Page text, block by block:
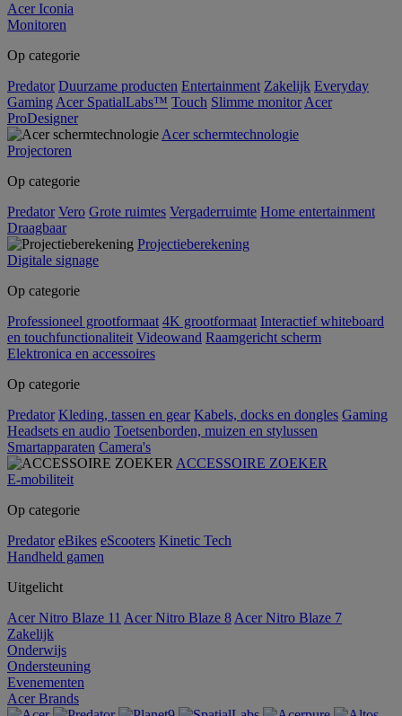
Acer Iconia
Monitoren
Op categorie
Predator Duurzame producten Entertainment Zakelijk Everyday
Gaming Acer SpatialLabs™ Touch Slimme monitor Acer
ProDesigner
Acer schermtechnologie
Projectoren
Op categorie
Predator Vero Grote ruimtes Vergaderruimte Home entertainment
Draagbaar
Projectieberekening
Digitale signage
Op categorie
Professioneel grootformaat 4K grootformaat Interactief whiteboard
en touchfunctionaliteit Videowand Raamgericht scherm
Elektronica en accessoires
Op categorie
Predator Kleding, tassen en gear Kabels, docks en dongles Gaming
Headsets en audio Toetsenborden, muizen en stylussen
Smartapparaten Camera's
ACCESSOIRE ZOEKER
E-mobiliteit
Op categorie
Predator eBikes eScooters Kinetic Tech
Handheld gamen
Uitgelicht
Acer Nitro Blaze 11 Acer Nitro Blaze 8 Acer Nitro Blaze 7
Zakelijk
Onderwijs
Ondersteuning
Evenementen
Acer Brands